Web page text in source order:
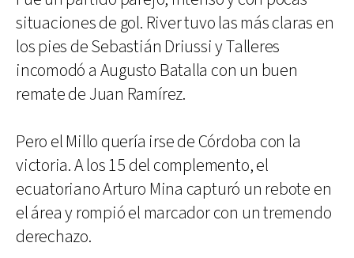
situaciones de gol. River tuvo las más claras en
los pies de Sebastián Driussi y Talleres
incomodó a Augusto Batalla con un buen
remate de Juan Ramírez.
Pero el Millo quería irse de Córdoba con la
victoria. A los 15 del complemento, el
ecuatoriano Arturo Mina capturó un rebote en
el área y rompió el marcador con un tremendo
derechazo.